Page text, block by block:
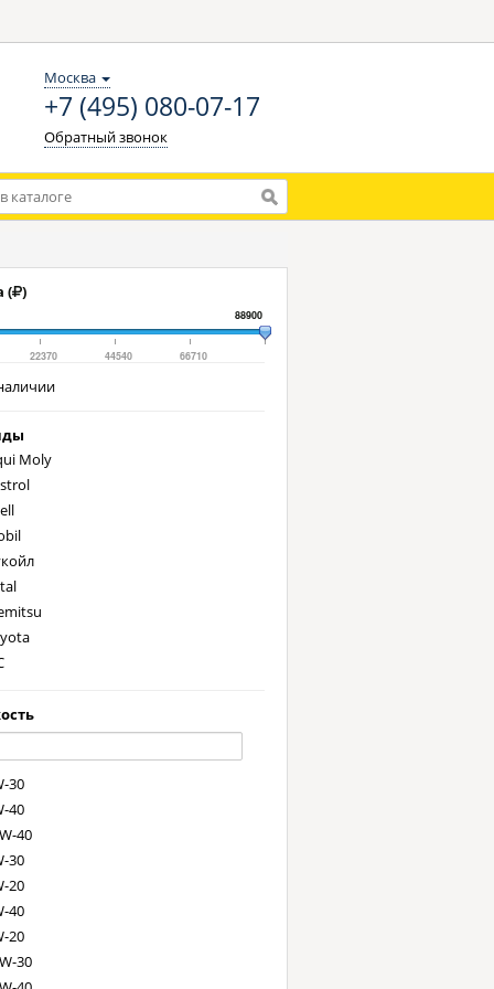
Москва
+7 (495) 080-07-17
Обратный звонок
( )
88900
22370 44540 66710
Moly
Kia/Mobis
Benz
30
40
40
30
20
40
20
30